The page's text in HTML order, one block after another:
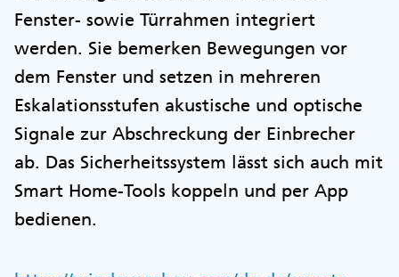
Fenster- sowie Türrahmen integriert
werden. Sie bemerken Bewegungen vor
dem Fenster und setzen in mehreren
Eskalationsstufen akustische und optische
Signale zur Abschreckung der Einbrecher
ab. Das Sicherheitssystem lässt sich auch mit
Smart Home-Tools koppeln und per App
bedienen.